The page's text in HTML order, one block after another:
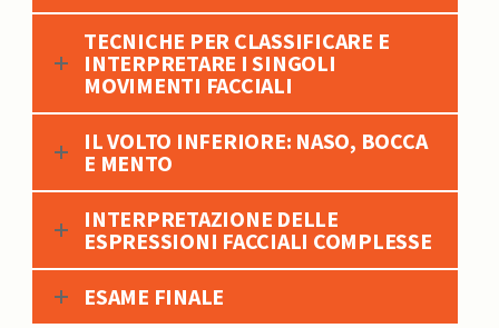
TECNICHE PER CLASSIFICARE E
INTERPRETARE I SINGOLI
MOVIMENTI FACCIALI
IL VOLTO INFERIORE: NASO, BOCCA
E MENTO
INTERPRETAZIONE DELLE
ESPRESSIONI FACCIALI COMPLESSE
ESAME FINALE